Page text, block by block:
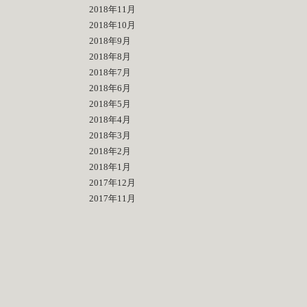
2018年11月
2018年10月
2018年9月
2018年8月
2018年7月
2018年6月
2018年5月
2018年4月
2018年3月
2018年2月
2018年1月
2017年12月
2017年11月